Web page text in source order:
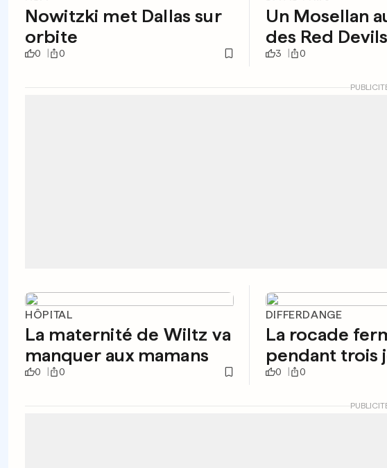
Nowitzki met Dallas sur
orbite
0 0
Un Mosellan
des Red Devils
3 0
HÔPITAL
La maternité de Wiltz va
manquer aux mamans
0 0
DIFFERDANGE
La rocade
pendant trois
0 0